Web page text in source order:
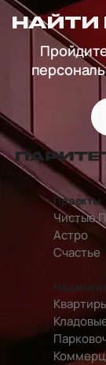
НАЙТИ
перейти на
Проекты
Чистые
Астро
Счастье